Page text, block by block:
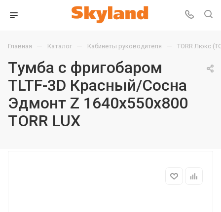
Главная — Каталог — Кабинеты руководителя — TORR Люкс
Тумба с фригобаром
TLTF-3D Красный/Сосна
Эдмонт Z 1640х550х800
TORR LUX